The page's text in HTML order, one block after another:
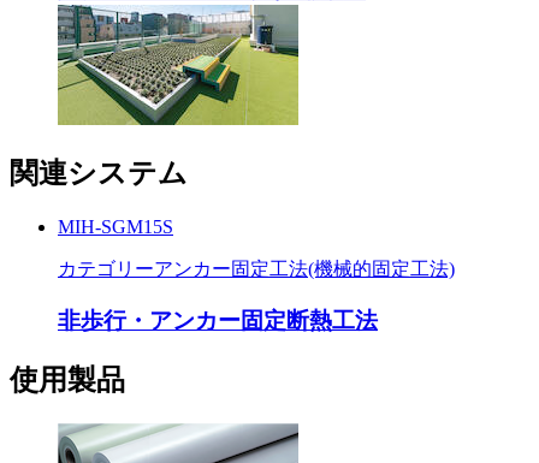
関連システム
MIH-SGM15S
カテゴリーアンカー固定工法(機械的固定工法)
非歩行・アンカー固定断熱工法
使用製品